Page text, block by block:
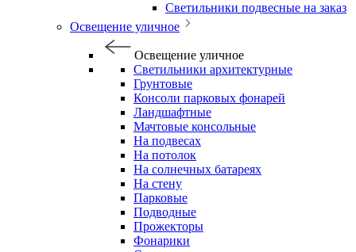
Светильники подвесные на заказ
Освещение уличное
Освещение уличное
Светильники архитектурные
Грунтовые
Консоли парковых фонарей
Ландшафтные
Мачтовые консольные
На подвесах
На потолок
На солнечных батареях
На стену
Парковые
Подводные
Прожекторы
Фонарики